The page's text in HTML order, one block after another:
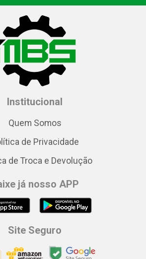
Institucional
Quem Somos
de Privacidade
de Troca e Devolução
já nosso APP
Site Seguro